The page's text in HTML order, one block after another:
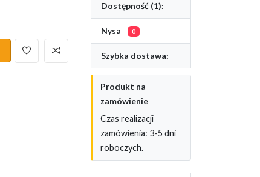
Dostępność (1):
Nysa 0
Szybka dostawa:
Produkt na
zamówienie
Czas realizacji
zamówienia: 3-5 dni
roboczych.